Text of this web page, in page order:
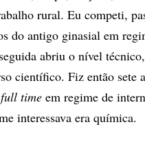
rural. Eu competi,
do antigo ginasial em
abriu o nível
científico. Fiz então sete
full time em regime de
interessava era química.